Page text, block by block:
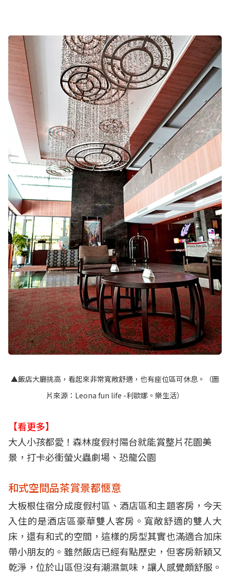
▲飯店大廳挑高，看起來非常寬敞舒適，也有座位區可休息。（圖
片來源： Leona fun life -利歐娜。樂生活）
【看更多】
大人小孩都愛！森林度假村陽台就能賞整片花園美
景，打卡必衝螢火蟲劇場、恐龍公園
和式空間品茶賞景都愜意
大板根住宿分成度假村區、酒店區和主題客房，今天
入住的是酒店區豪華雙人客房。寬敞舒適的雙人大
床，還有和式的空間，這樣的房型其實也滿適合加床
帶小朋友的。雖然飯店已經有點歷史，但客房新穎又
乾淨，位於山區但沒有潮濕氣味，讓人感覺頗舒服。